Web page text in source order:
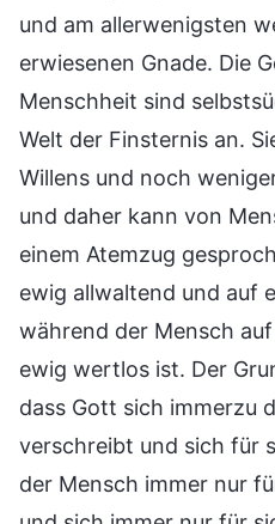
und am allerwenigsten
erwiesenen Gnade. Die
Menschheit sind
Welt der Finsternis an.
Willens und noch
und daher kann von
einem Atemzug
ewig allwaltend und auf
während der Mensch
ewig wertlos ist. Der
dass Gott sich immerzu
verschreibt und sich für
der Mensch immer nur